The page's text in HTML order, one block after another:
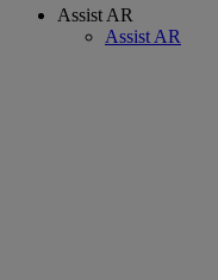
Assist AR
Assist AR